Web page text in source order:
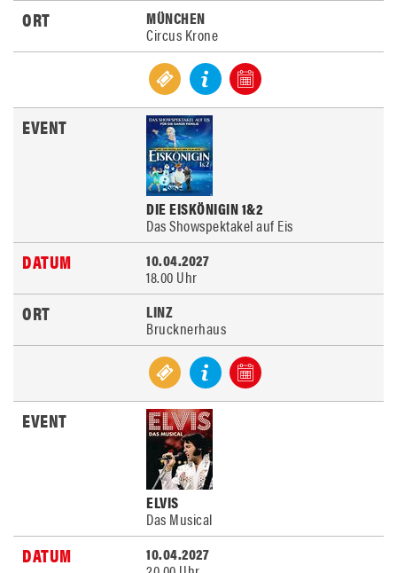
MÜNCHEN
Circus Krone
DIE EISKÖNIGIN 1&2
Das Showspektakel auf Eis
10.04.2027
18.00 Uhr
LINZ
Brucknerhaus
ELVIS
Das Musical
10.04.2027